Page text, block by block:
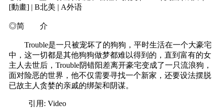
[動畫] | B北美 | A外语
◎简 介
Trouble是一只被宠坏了的狗狗，平时生活在一个大豪宅
中，这一切都是其他狗狗做梦都难以得到的，直到富有的女
主人去世后，Trouble阴错阳差离开豪宅变成了一只流浪狗，
面对险恶的世界，他不仅需要寻找一个新家，还要设法摆脱
已故主人贪婪的亲戚的绑架和阴谋。
引用: Video